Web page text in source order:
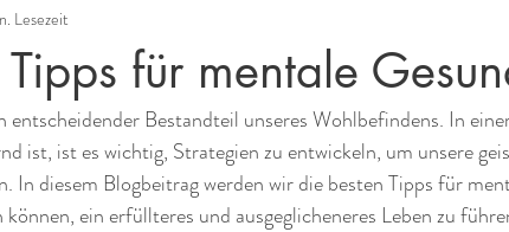
für mentale
Lesezeit
entscheidender Bestandteil unseres Wohlbefindens. In
ist, ist es wichtig, Strategien zu entwickeln, um unsere
In diesem Blogbeitrag werden wir die besten Tipps für
ein erfüllteres und ausgeglicheneres Leben zu